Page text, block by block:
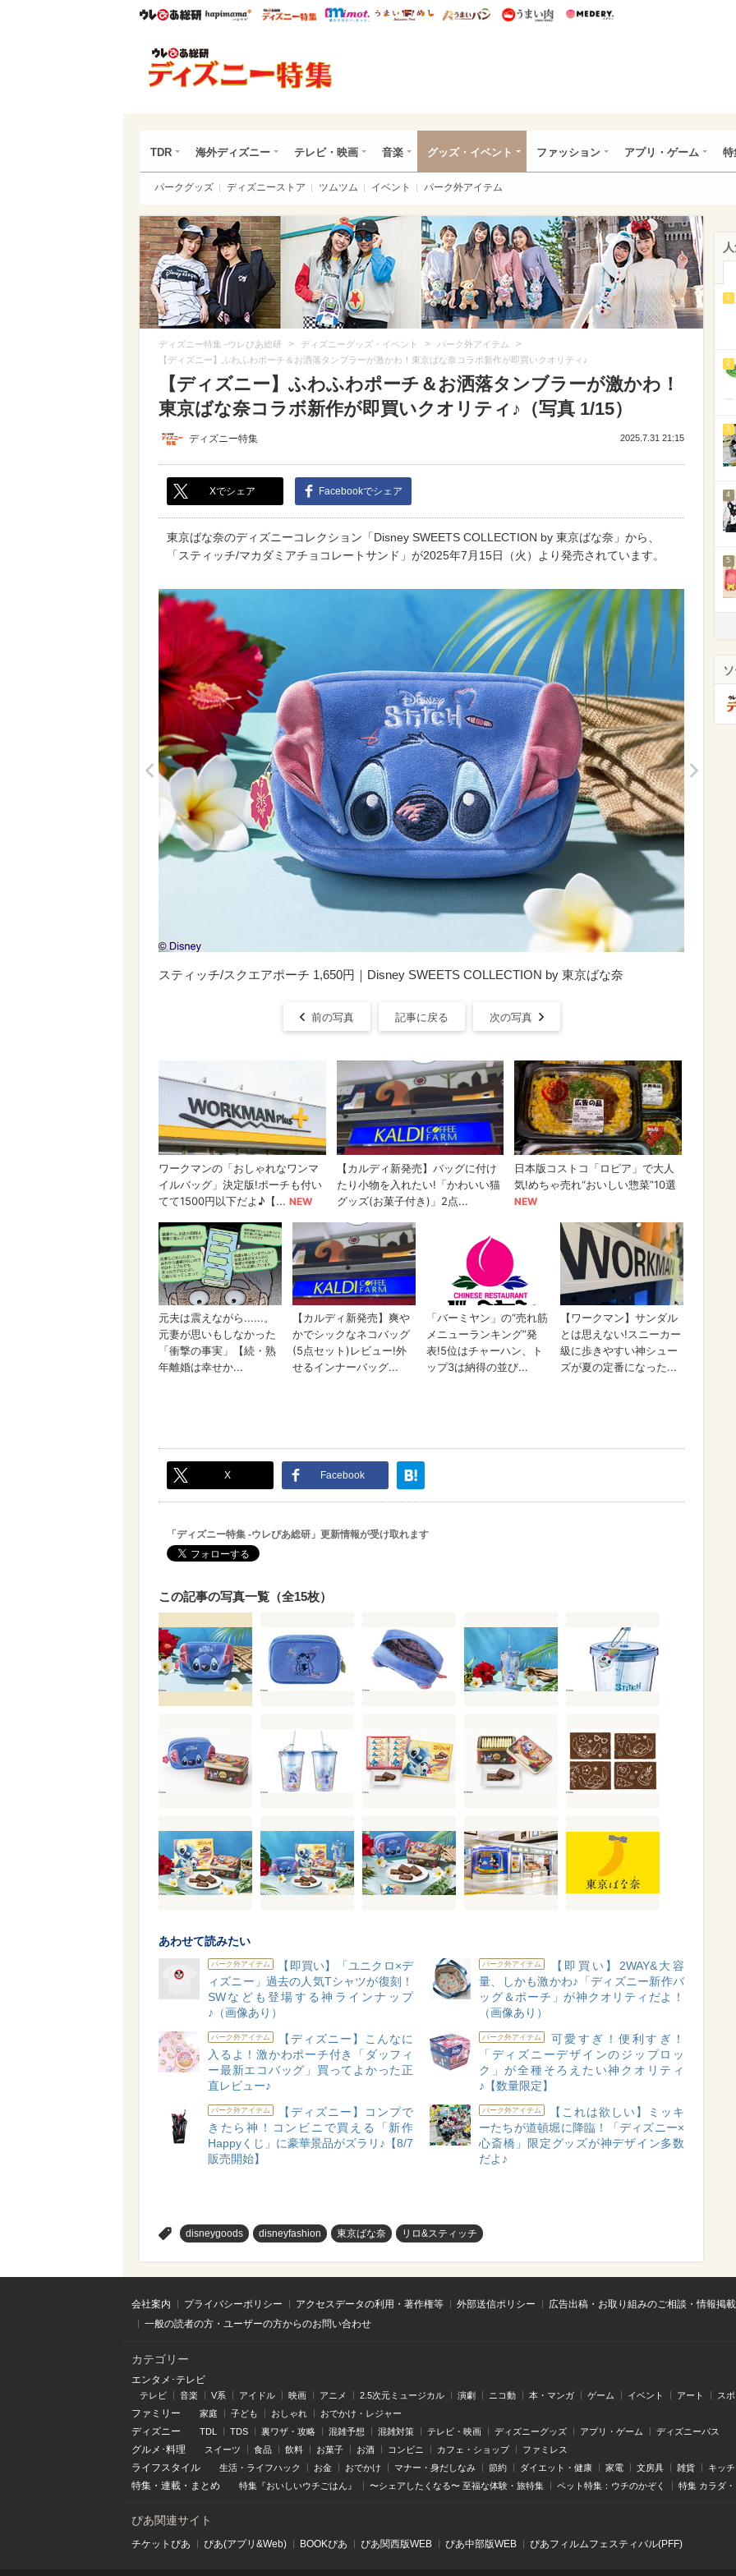
ウレぴあ総研ハピママ* ウレぴあ総研 ディズニー特集
mimot. うまいめし うまいパン うまい肉
TDR 海外ディズニー テレビ・映画 音楽 グッズ・イベント ファッション アプリ・ゲーム 特
パークグッズ ディズニーストア ツムツム イベント パーク外アイテム
ディズニー特集 -ウレぴあ総研 > ディズニーグッズ・イベント > パーク外アイテム >
【ディズニー】ふわふわポーチ＆お洒落タンブラーが激かわ！東京ばな奈コラボ新作が即買いクオリティ♪
【ディズニー】ふわふわポーチ＆お洒落タンブラーが激かわ！
東京ばな奈コラボ新作が即買いクオリティ♪（写真 1/15）
ディズニー特集 2025.7.31 21:15
Xでシェア Facebookでシェア
東京ばな奈のディズニーコレクション「Disney SWEETS COLLECTION by 東京ばな奈」から、
「スティッチ/マカダミアチョコレートサンド」が2025年7月15日（火）より発売されています。
スティッチ/スクエアポーチ 1,650円｜Disney SWEETS COLLECTION by 東京ばな奈
前の写真 記事に戻る 次の写真
X Facebook
「ディズニー特集 -ウレぴあ総研」更新情報が受け取れます
この記事の写真一覧（全15枚）
あわせて読みたい
パーク外アイテム
【即買い】「ユニクロ×デ
ィズニー」過去の人気Tシャツが復刻！
SWなども登場する神ラインナップ
♪（画像あり）
パーク外アイテム
【即買い】2WAY&大容
量、しかも激かわ♪「ディズニー新作バ
ッグ＆ポーチ」が神クオリティだよ！
（画像あり）
パーク外アイテム
【ディズニー】こんなに
入るよ！激かわポーチ付き「ダッフィ
ー最新エコバッグ」買ってよかった正
直レビュー♪
パーク外アイテム
可愛すぎ！便利すぎ！
「ディズニーデザインのジップロッ
ク」が全種そろえたい神クオリティ
♪【数量限定】
パーク外アイテム
【ディズニー】コンプで
きたら神！コンビニで買える「新作
Happyくじ」に豪華景品がズラリ♪【8/7
販売開始】
パーク外アイテム
【これは欲しい】ミッキ
ーたちが道頓堀に降臨！「ディズニー×
心斎橋」限定グッズが神デザイン多数
だよ♪
disneygoods disneyfashion 東京ばな奈 リロ&スティッチ
1
2
3
4
5
会社案内 プライバシーポリシー アクセスデータの利用・著作権等 外部送信ポリシー
広告出稿・お取り組みのご相談・情報掲
一般の読者の方・ユーザーの方からのお問い合わせ
カテゴリー
エンタメ･テレビ
テレビ 音楽 V系 アイドル 映画 アニメ 2.5次元ミュージカル 演劇 ニコ動 本・マンガ ゲーム イベント アート ス
ファミリー 家庭 子ども おしゃれ おでかけ・レジャー
ディズニー TDL TDS 裏ワザ・攻略 混雑予想 混雑対策 テレビ・映画 ディズニーグッズ アプリ・ゲーム ディズニーパス
グルメ･料理 スイーツ 食品 飲料 お菓子 お酒 コンビニ カフェ・ショップ ファミレス
ライフスタイル 生活・ライフハック お金 おでかけ マナー・身だしなみ 節約 ダイエット・健康 家電 文房具 雑貨 キッ
特集 ・ 連載 ・ まとめ 特集『おいしいウチごはん』 〜シェアしたくなる〜 至福な体験・旅特集 ペット特集：ウチのかぞく 特集 カラダ
ぴあ関連サイト
チケットぴあ ぴあ(アプリ&Web) BOOKぴあ ぴあ関⻄版WEB ぴあ中部版WEB ぴあフィルムフェスティバル(PFF)